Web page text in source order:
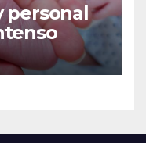
personal